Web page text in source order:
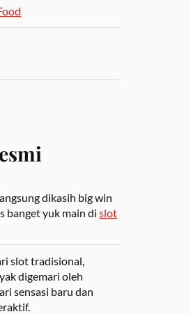
dikasih big win
banget yuk main dislot
slot tradisional,
digemari oleh
sensasi baru dan